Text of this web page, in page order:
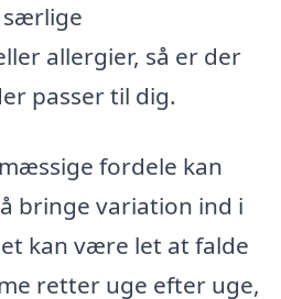
særlige
allergier, så er der
passer til dig.
fordele kan
bringe variation ind i
kan være let at falde
retter uge efter uge,